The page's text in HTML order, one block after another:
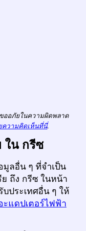
ออภัยในความผิดพลาด
ความคิดเห็นที่นี่.
ใน กรีซ
มูลอื่น ๆ ที่จำเป็น
ย ถึง กรีซ ในหน้า
ประเทศอื่น ๆ ให้
ะแดปเตอร์ไฟฟ้า